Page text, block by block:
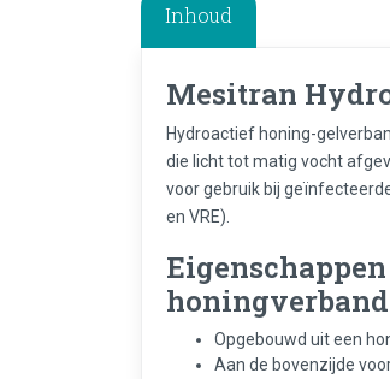
Inhoud
Mesitran
Hydroactief honing-
die licht tot matig vocht
voor gebruik bij
en VRE).
honingverband
Opgebouwd uit een
Aan de bovenzijde